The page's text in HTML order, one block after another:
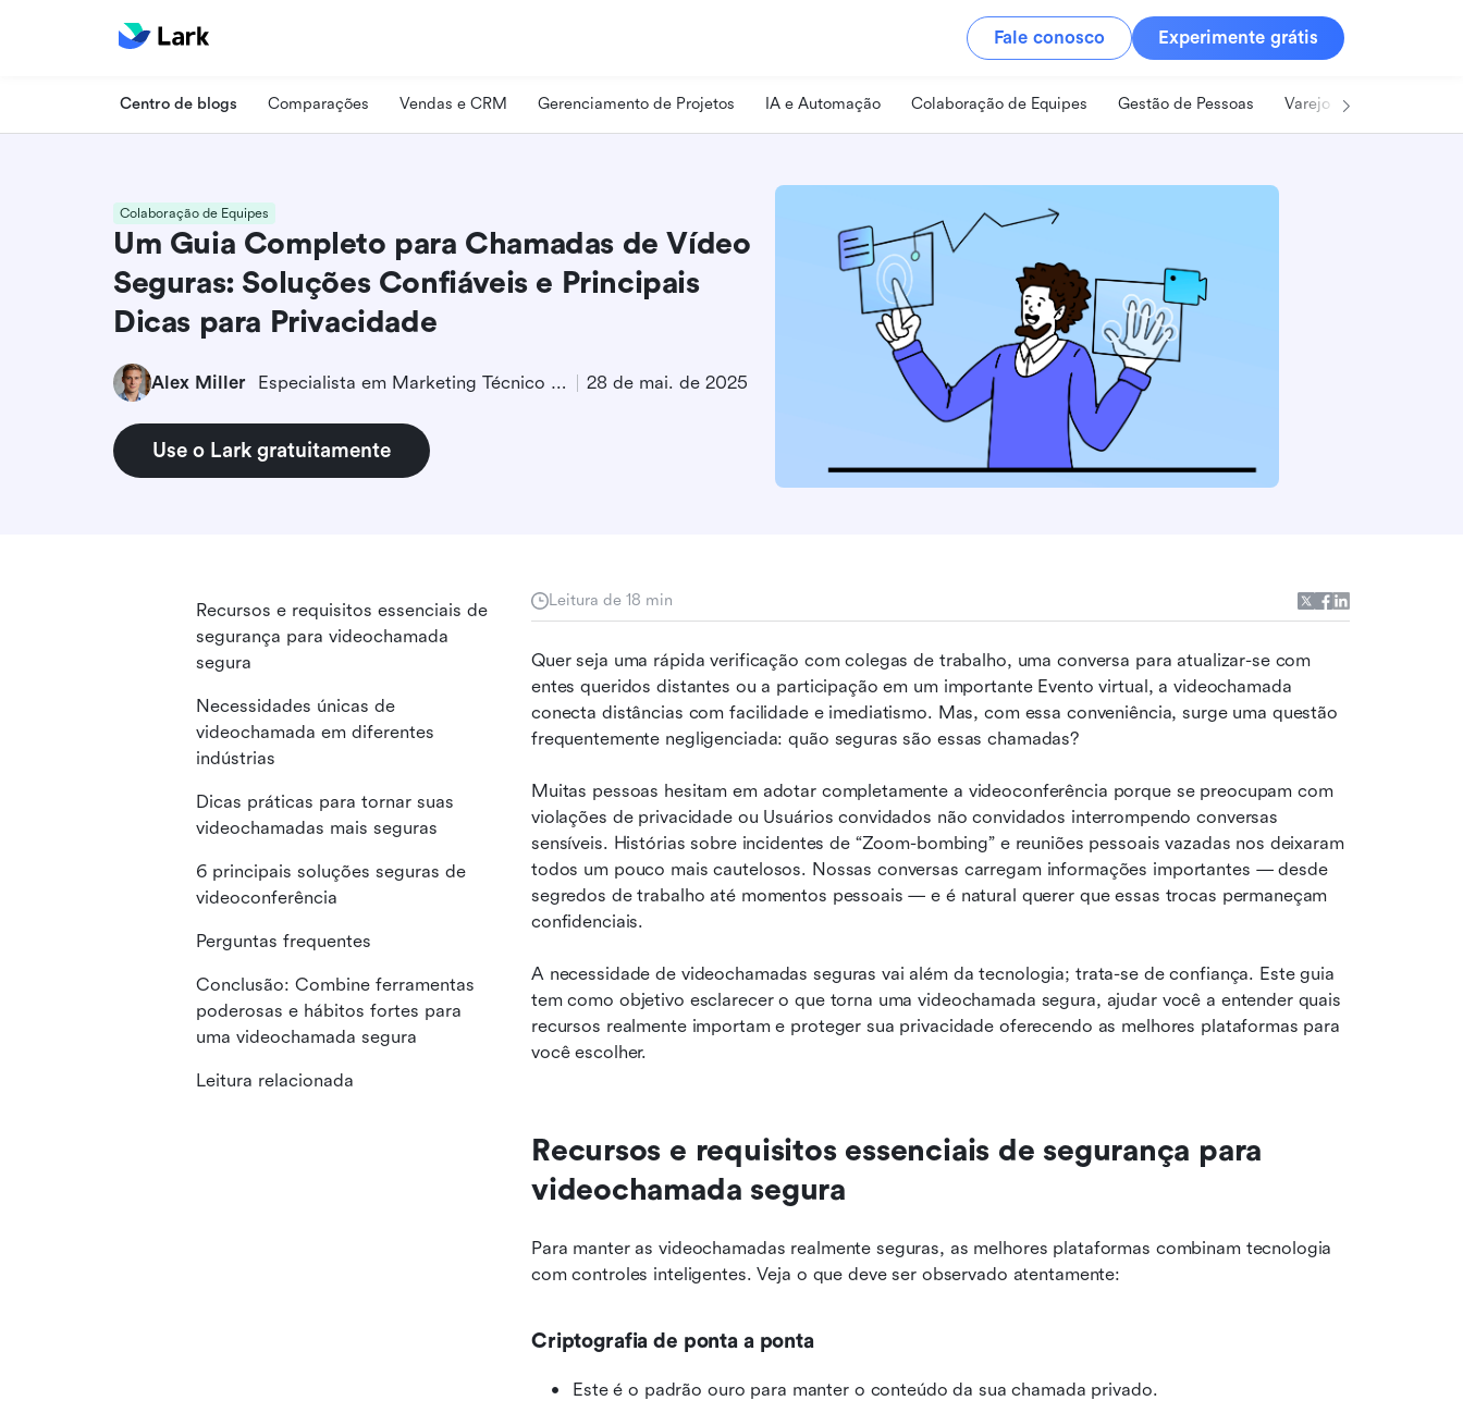
Fale conosco Experimente grátis
Centro de blogs Comparações Vendas e CRM Gerenciamento de Projetos IA e Automação Colaboração de Equipes Gestão de Pessoas Varejo
Colaboração de Equipes
Um Guia Completo para Chamadas de Vídeo
Seguras: Soluções Confiáveis e Principais
Dicas para Privacidade
Alex Miller Especialista em Marketing Técnico de Produto 28 de mai. de 2025
Use o Lark gratuitamente
Leitura de 18 min
Quer seja uma rápida verificação com colegas de trabalho, uma conversa para atualizar-se com
entes queridos distantes ou a participação em um importante Evento virtual, a videochamada
conecta distâncias com facilidade e imediatismo. Mas, com essa conveniência, surge uma questão
frequentemente negligenciada: quão seguras são essas chamadas?
Muitas pessoas hesitam em adotar completamente a videoconferência porque se preocupam com
violações de privacidade ou Usuários convidados não convidados interrompendo conversas
sensíveis. Histórias sobre incidentes de “Zoom-bombing” e reuniões pessoais vazadas nos deixaram
todos um pouco mais cautelosos. Nossas conversas carregam informações importantes — desde
segredos de trabalho até momentos pessoais — e é natural querer que essas trocas permaneçam
confidenciais.
A necessidade de videochamadas seguras vai além da tecnologia; trata-se de confiança. Este guia
tem como objetivo esclarecer o que torna uma videochamada segura, ajudar você a entender quais
recursos realmente importam e proteger sua privacidade oferecendo as melhores plataformas para
você escolher.
Recursos e requisitos essenciais de segurança para
videochamada segura
Para manter as videochamadas realmente seguras, as melhores plataformas combinam tecnologia
com controles inteligentes. Veja o que deve ser observado atentamente:
Criptografia de ponta a ponta
Este é o padrão ouro para manter o conteúdo da sua chamada privado.
Recursos e requisitos essenciais de
segurança para videochamada
segura
Necessidades únicas de
videochamada em diferentes
indústrias
Dicas práticas para tornar suas
videochamadas mais seguras
6 principais soluções seguras de
videoconferência
Perguntas frequentes
Conclusão: Combine ferramentas
poderosas e hábitos fortes para
uma videochamada segura
Leitura relacionada